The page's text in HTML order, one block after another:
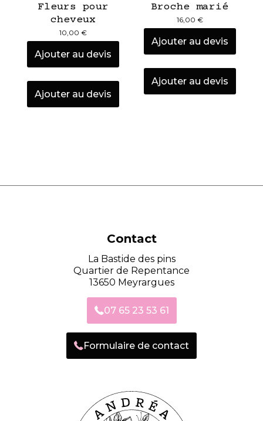
Fleurs pour
cheveux
10,00€
Ajouter au devis
Ajouter au devis
Broche marié
16,00 €
Ajouter au devis
Ajouter au devis
Contact
La Bastide des pins
Quartier de Repentance
13650 Meyrargues
07 65 23 53 61
Formulaire de contact